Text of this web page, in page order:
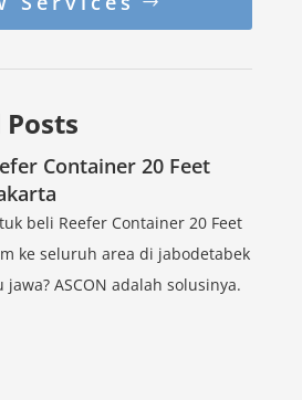
Container 20 Feet
beli Reefer Container 20 Feet
ke seluruh area di jabodetabek
ASCON adalah solusinya.